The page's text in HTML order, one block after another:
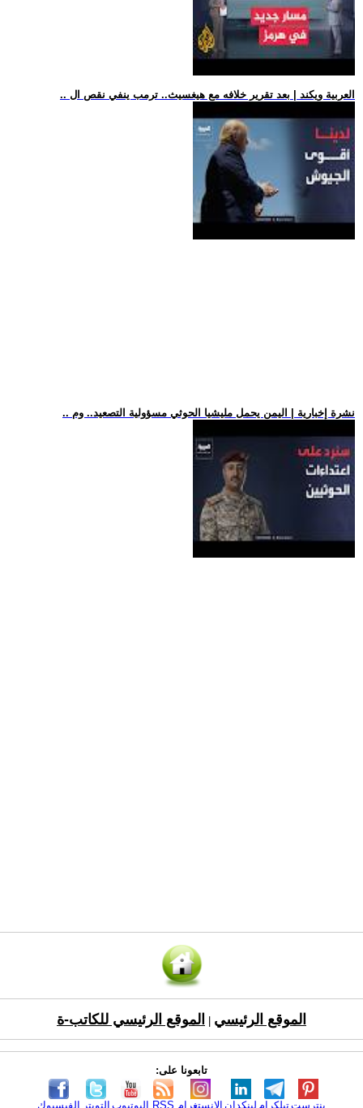
.. العربية ويكند | بعد تقرير خلافه مع هيغسيث.. ترمب ينفي نقص ال
.. نشرة إخبارية | اليمن يحمل مليشيا الحوثي مسؤولية التصعيد.. وم
الموقع الرئيسي الموقع الرئيسي للكاتب-ة
تابعونا على:
الفيسبوك التويتر اليوتيوب RSS الانستغرام لينكدإن تيلكرامبنترست